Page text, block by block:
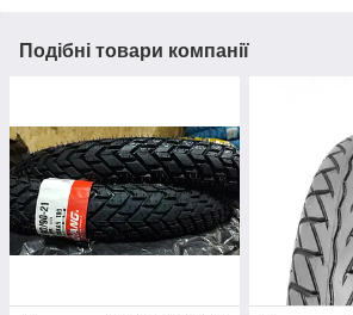
Подібні товари компанії